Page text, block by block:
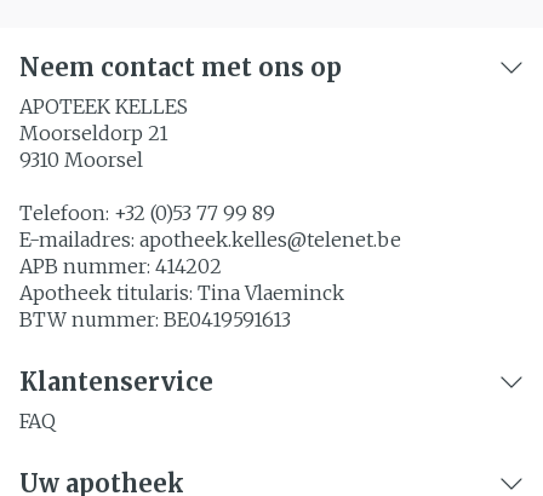
Neem contact met ons op
APOTEEK KELLES
Moorseldorp 21
9310 Moorsel
Telefoon: +32 (0)53 77 99 89
E-mailadres: apotheek.kelles@telenet.be
APB nummer: 414202
Apotheek titularis: Tina Vlaeminck
BTW nummer: BE0419591613
Klantenservice
FAQ
Uw apotheek